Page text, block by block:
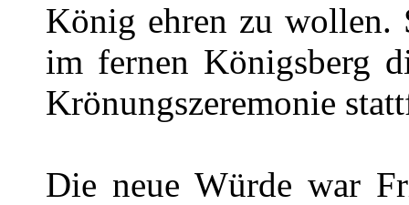
König ehren zu wollen.
im fernen Königsberg
Krönungszeremonie
Die neue Würde war